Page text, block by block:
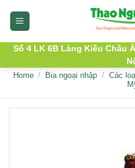
Số 4 LK 6B Làng Kiều Châu
Home / Bia ngoại nhập / Các